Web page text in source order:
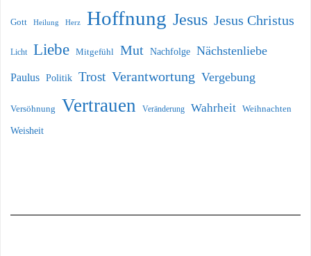
Gott Heilung Herz Hoffnung Jesus Jesus Christus
Licht Liebe Mitgefühl Mut Nachfolge Nächstenliebe
Paulus Politik Trost Verantwortung Vergebung
Versöhnung Vertrauen Veränderung Wahrheit Weihnachten
Weisheit